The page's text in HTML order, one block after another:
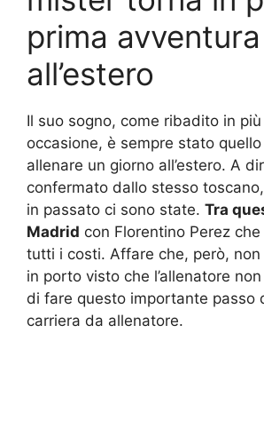
prima avventura
all’estero
Il suo sogno, come ribadito in
occasione, è sempre stato
allenare un giorno all’estero. A
confermato dallo stesso
in passato ci sono state. Tra
Madrid con Florentino Perez
tutti i costi. Affare che, però,
in porto visto che l’allenatore
di fare questo importante passo
carriera da allenatore.